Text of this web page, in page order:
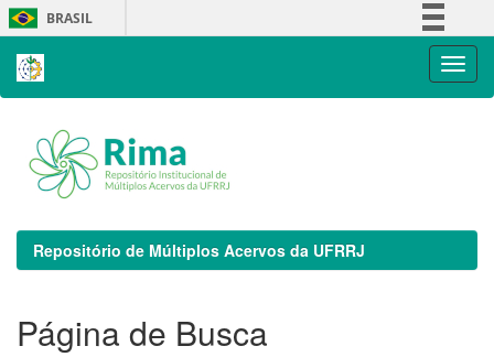
Skip
navigation
BRASIL
Repositório de Múltiplos Acervos da UFRRJ
Página de Busca